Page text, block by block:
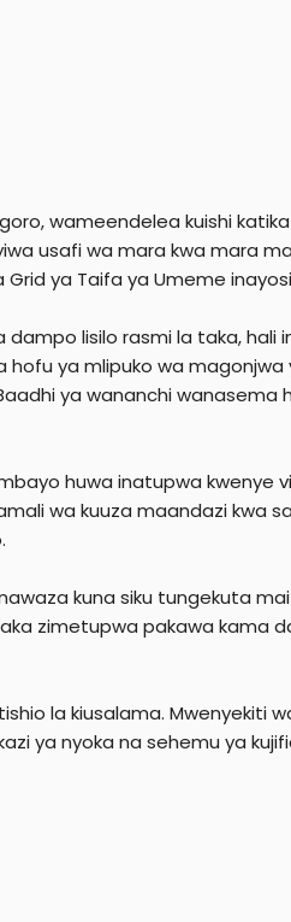
wameendelea kuishi
usafi wa mara kwa mara
ya Taifa ya Umeme
lisilo rasmi la taka, hali
ya mlipuko wa
ya wananchi wanasema
huwa inatupwa kwenye
wa kuuza maandazi kwa
kuna siku tungekuta
zimetupwa pakawa kama
la kiusalama. Mwenyekiti
ya nyoka na sehemu ya